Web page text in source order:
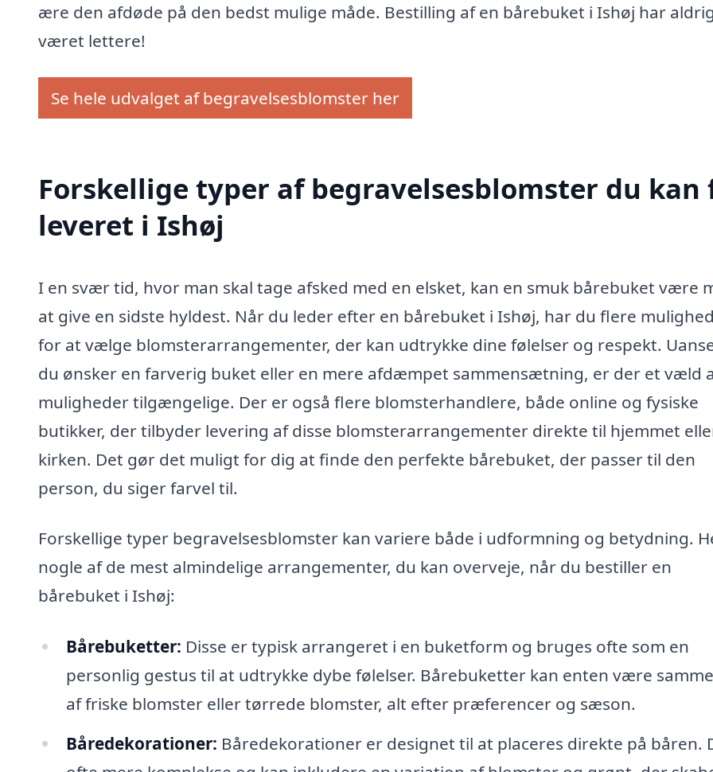
ære den afdøde på den bedst mulige måde. Bestilling af en bårebuket i Ishøj har aldrig
været lettere!
Se hele udvalget af begravelsesblomster her
Forskellige typer af begravelsesblomster du kan
leveret i Ishøj
I en svær tid, hvor man skal tage afsked med en elsket, kan en smuk bårebuket være
at give en sidste hyldest. Når du leder efter en bårebuket i Ishøj, har du flere
for at vælge blomsterarrangementer, der kan udtrykke dine følelser og respekt.
du ønsker en farverig buket eller en mere afdæmpet sammensætning, er der et væld
muligheder tilgængelige. Der er også flere blomsterhandlere, både online og fysiske
butikker, der tilbyder levering af disse blomsterarrangementer direkte til hjemmet
kirken. Det gør det muligt for dig at finde den perfekte bårebuket, der passer til den
person, du siger farvel til.
Forskellige typer begravelsesblomster kan variere både i udformning og betydning.
nogle af de mest almindelige arrangementer, du kan overveje, når du bestiller en
bårebuket i Ishøj:
Bårebuketter: Disse er typisk arrangeret i en buketform og bruges ofte som en
personlig gestus til at udtrykke dybe følelser. Bårebuketter kan enten være
af friske blomster eller tørrede blomster, alt efter præferencer og sæson.
Båredekorationer: Båredekorationer er designet til at placeres direkte på båren.